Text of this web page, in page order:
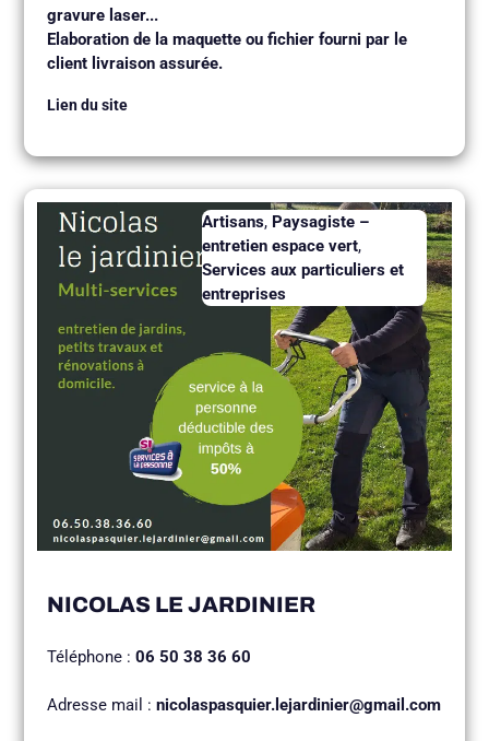
gravure laser...
Elaboration de la maquette ou fichier fourni par le
client livraison assurée.
Lien du site
Artisans, Paysagiste –
entretien espace vert,
Services aux particuliers et
entreprises
NICOLAS LE JARDINIER
Téléphone : 06 50 38 36 60
Adresse mail : nicolaspasquier.lejardinier@gmail.com